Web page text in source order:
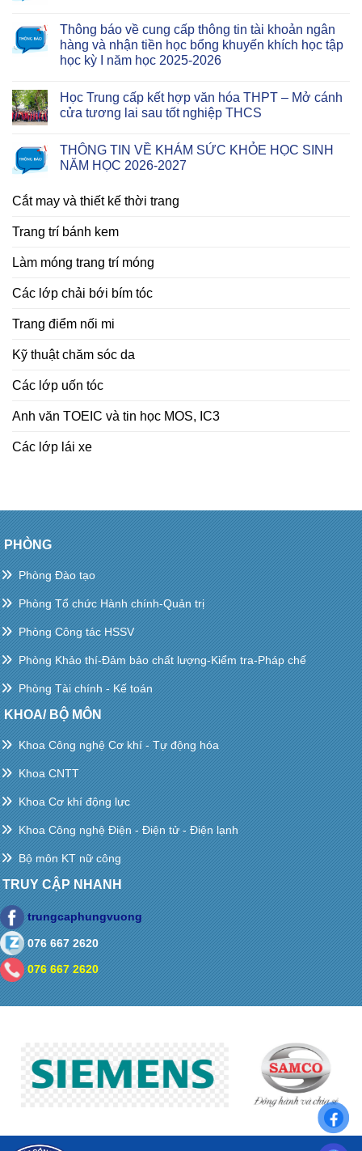
Thông báo về cung cấp thông tin tài khoản ngân
hàng và nhận tiền học bổng khuyến khích học tập
học kỳ I năm học 2025-2026
Học Trung cấp kết hợp văn hóa THPT – Mở cánh
cửa tương lai sau tốt nghiệp THCS
THÔNG TIN VỀ KHÁM SỨC KHỎE HỌC SINH
NĂM HỌC 2026-2027
Cắt may và thiết kế thời trang
Trang trí bánh kem
Làm móng trang trí móng
Các lớp chải bới bím tóc
Trang điểm nối mi
Kỹ thuật chăm sóc da
Các lớp uốn tóc
Anh văn TOEIC và tin học MOS, IC3
Các lớp lái xe
PHÒNG
Phòng Đào tạo
Phòng Tổ chức Hành chính-Quản trị
Phòng Công tác HSSV
Phòng Khảo thí-Đảm bảo chất lượng-Kiểm tra-Pháp chế
Phòng Tài chính - Kế toán
KHOA/ BỘ MÔN
Khoa Công nghệ Cơ khí - Tự động hóa
Khoa CNTT
Khoa Cơ khí động lực
Khoa Công nghệ Điện - Điện tử - Điện lạnh
Bộ môn KT nữ công
TRUY CẬP NHANH
trungcaphungvuong
076 667 2620
076 667 2620